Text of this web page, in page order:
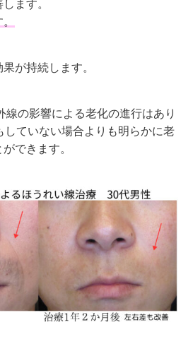
ます。
が持続します。
線の影響による老化の進行はあり
していない場合よりも明らかに老
できます。